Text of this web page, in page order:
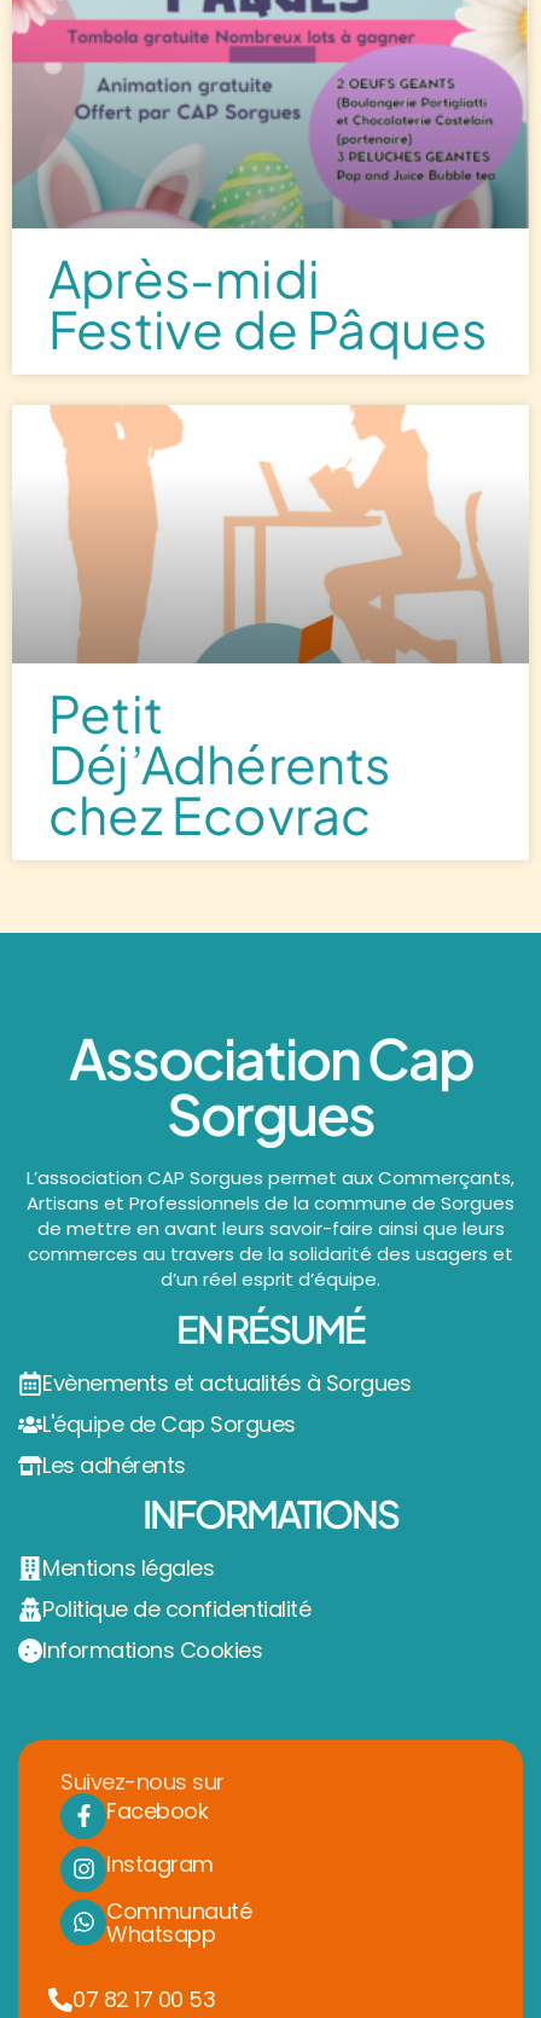
Après-midi
Festive de Pâques
Petit
Déj’Adhérents
chez Ecovrac
Association Cap
Sorgues
L’association CAP Sorgues permet aux Commerçants,
Artisans et Professionnels de la commune de Sorgues
de mettre en avant leurs savoir-faire ainsi que leurs
commerces au travers de la solidarité des usagers et
d’un réel esprit d’équipe.
EN RÉSUMÉ
Evènements et actualités à Sorgues
L'équipe de Cap Sorgues
Les adhérents
INFORMATIONS
Mentions légales
Politique de confidentialité
Informations Cookies
Suivez-nous sur
Facebook
Instagram
Communauté
Whatsapp
07 82 17 00 53